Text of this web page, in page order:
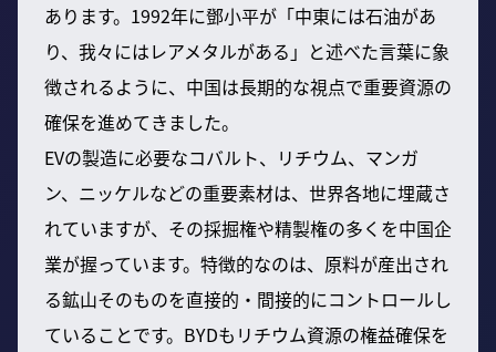
あります。1992年に鄧小平が「中東には石油があ
り、我々にはレアメタルがある」と述べた言葉に象
徴されるように、中国は長期的な視点で重要資源の
確保を進めてきました。
EVの製造に必要なコバルト、リチウム、マンガ
ン、ニッケルなどの重要素材は、世界各地に埋蔵さ
れていますが、その採掘権や精製権の多くを中国企
業が握っています。特徴的なのは、原料が産出され
る鉱山そのものを直接的・間接的にコントロールし
ていることです。BYDもリチウム資源の権益確保を